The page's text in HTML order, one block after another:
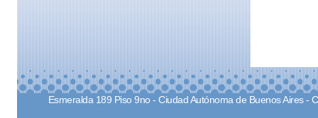
Esmeralda 189 Piso 9no - Ciudad Autónoma de Buenos Aires -